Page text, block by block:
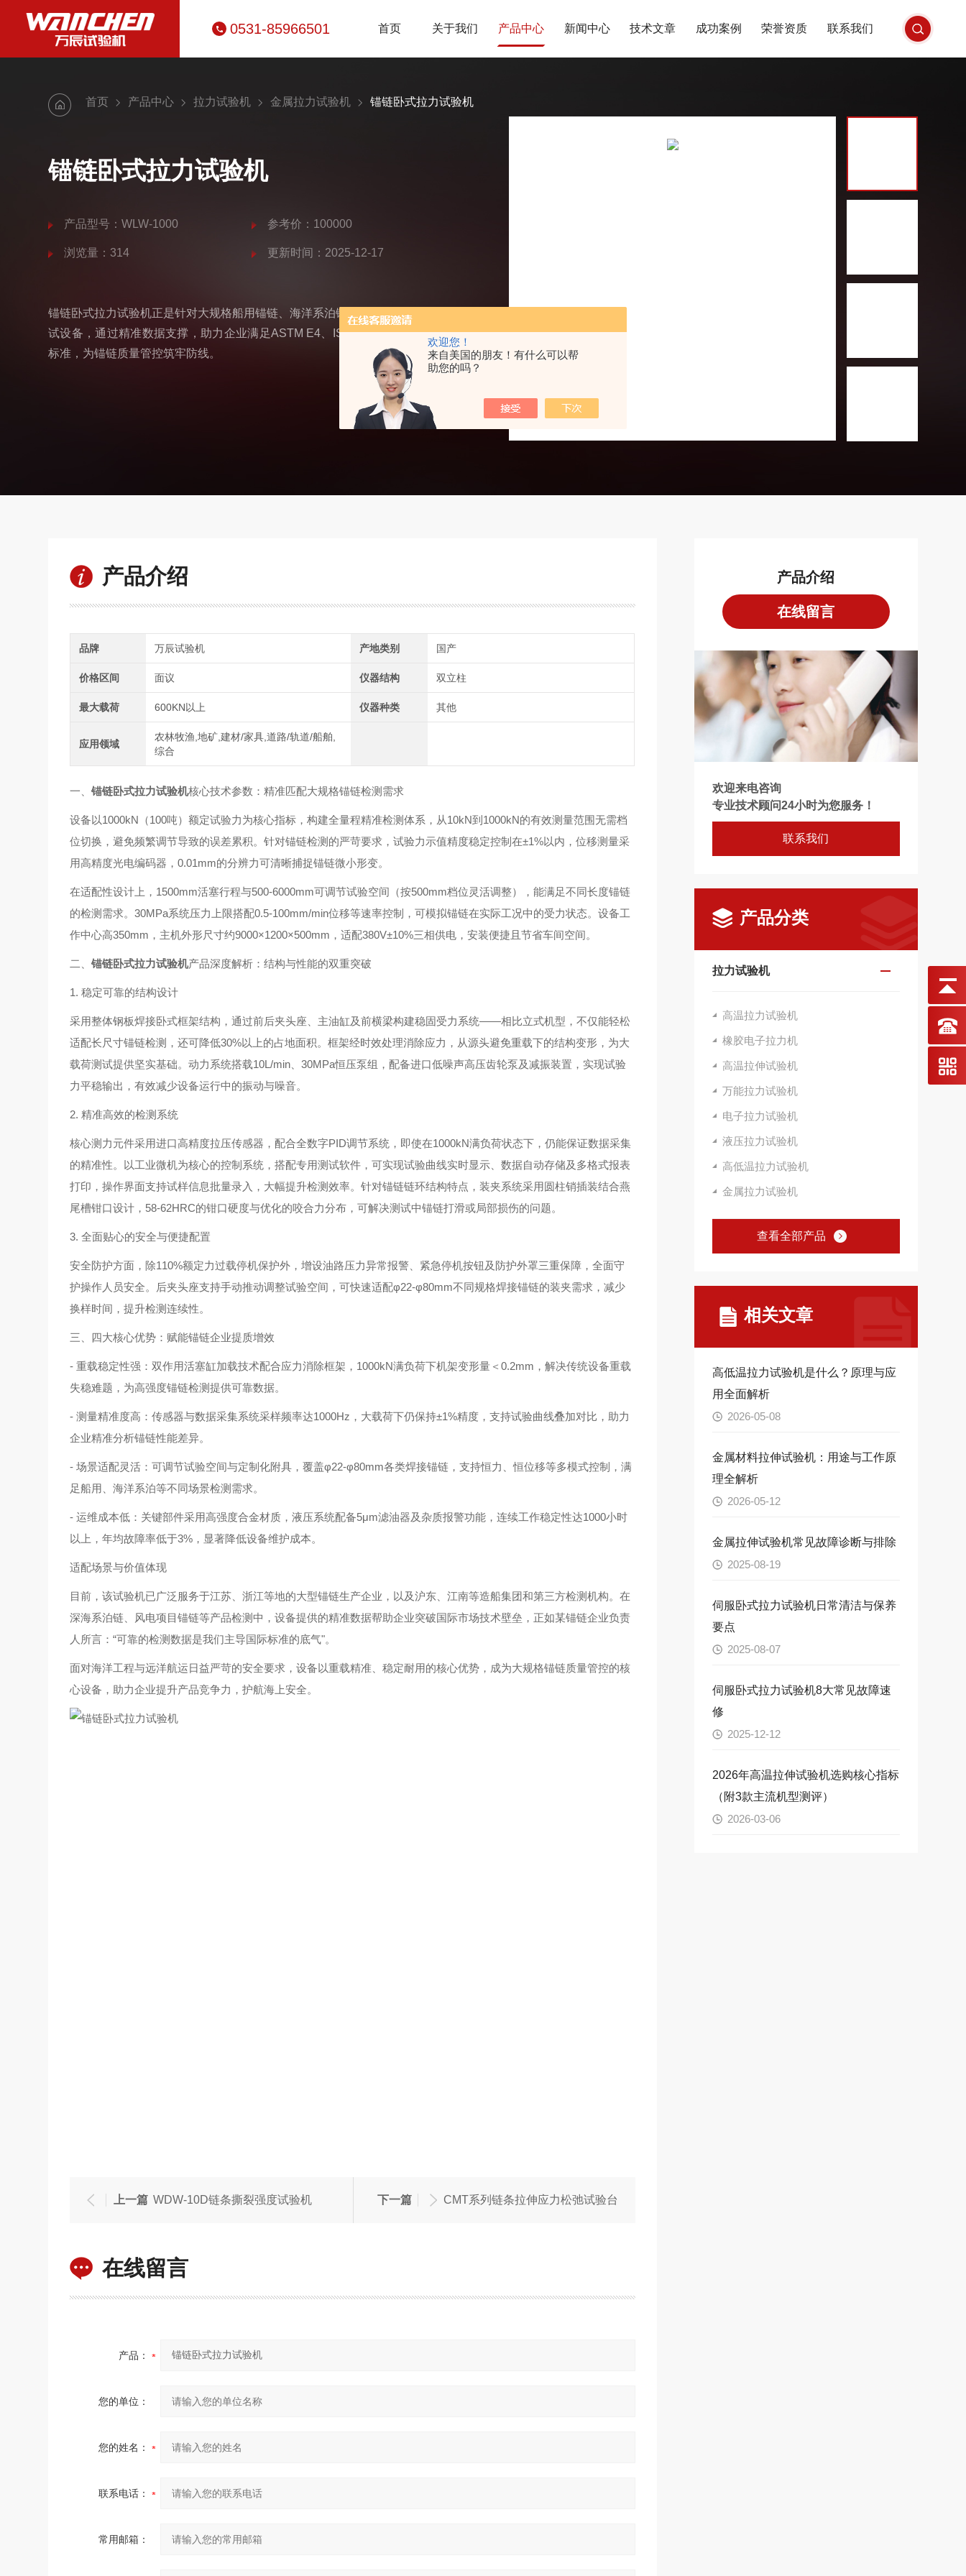
欢迎您！
来自美国的朋友！有什么可以帮
助您的吗？
0531-85966501 首页 关于我们 产品中心 新闻中心 技术文章 成功案例 荣誉资质 联系我们
首页 产品中心 拉力试验机 金属拉力试验机 锚链卧式拉力试验机
锚链卧式拉力试验机
产品型号：WLW-1000 参考价：100000
浏览量：314 更新时间：2025-12-17
锚链卧式拉力试验机正是针对大规格船用锚链、海洋系泊链研发的卧式液压测
试设备，通过精准数据支撑，助力企业满足ASTM E4、ISO 75001及GB相关
标准，为锚链质量管控筑牢防线。
产品介绍
品牌 万辰试验机 产地类别 国产
价格区间 面议 仪器结构 双立柱
最大载荷 600KN以上 仪器种类 其他
应用领域
农林牧渔,地矿,建材/家具,道路/轨道/船舶,
综合
一、锚链卧式拉力试验机核心技术参数：精准匹配大规格锚链检测需求
设备以1000kN（100吨）额定试验力为核心指标，构建全量程精准检测体系，从10kN到1000kN的有效测量范围无需档
位切换，避免频繁调节导致的误差累积。针对锚链检测的严苛要求，试验力示值精度稳定控制在±1%以内，位移测量采
用高精度光电编码器，0.01mm的分辨力可清晰捕捉锚链微小形变。
在适配性设计上，1500mm活塞行程与500-6000mm可调节试验空间（按500mm档位灵活调整），能满足不同长度锚链
的检测需求。30MPa系统压力上限搭配0.5-100mm/min位移等速率控制，可模拟锚链在实际工况中的受力状态。设备工
作中心高350mm，主机外形尺寸约9000×1200×500mm，适配380V±10%三相供电，安装便捷且节省车间空间。
二、锚链卧式拉力试验机产品深度解析：结构与性能的双重突破
1. 稳定可靠的结构设计
采用整体钢板焊接卧式框架结构，通过前后夹头座、主油缸及前横梁构建稳固受力系统——相比立式机型，不仅能轻松
适配长尺寸锚链检测，还可降低30%以上的占地面积。框架经时效处理消除应力，从源头避免重载下的结构变形，为大
载荷测试提供坚实基础。动力系统搭载10L/min、30MPa恒压泵组，配备进口低噪声高压齿轮泵及减振装置，实现试验
力平稳输出，有效减少设备运行中的振动与噪音。
2. 精准高效的检测系统
核心测力元件采用进口高精度拉压传感器，配合全数字PID调节系统，即使在1000kN满负荷状态下，仍能保证数据采集
的精准性。以工业微机为核心的控制系统，搭配专用测试软件，可实现试验曲线实时显示、数据自动存储及多格式报表
打印，操作界面支持试样信息批量录入，大幅提升检测效率。针对锚链链环结构特点，装夹系统采用圆柱销插装结合燕
尾槽钳口设计，58-62HRC的钳口硬度与优化的咬合力分布，可解决测试中锚链打滑或局部损伤的问题。
3. 全面贴心的安全与便捷配置
安全防护方面，除110%额定力过载停机保护外，增设油路压力异常报警、紧急停机按钮及防护外罩三重保障，全面守
护操作人员安全。后夹头座支持手动推动调整试验空间，可快速适配φ22-φ80mm不同规格焊接锚链的装夹需求，减少
换样时间，提升检测连续性。
三、四大核心优势：赋能锚链企业提质增效
- 重载稳定性强：双作用活塞缸加载技术配合应力消除框架，1000kN满负荷下机架变形量＜0.2mm，解决传统设备重载
失稳难题，为高强度锚链检测提供可靠数据。
- 测量精准度高：传感器与数据采集系统采样频率达1000Hz，大载荷下仍保持±1%精度，支持试验曲线叠加对比，助力
企业精准分析锚链性能差异。
- 场景适配灵活：可调节试验空间与定制化附具，覆盖φ22-φ80mm各类焊接锚链，支持恒力、恒位移等多模式控制，满
足船用、海洋系泊等不同场景检测需求。
- 运维成本低：关键部件采用高强度合金材质，液压系统配备5μm滤油器及杂质报警功能，连续工作稳定性达1000小时
以上，年均故障率低于3%，显著降低设备维护成本。
适配场景与价值体现
目前，该试验机已广泛服务于江苏、浙江等地的大型锚链生产企业，以及沪东、江南等造船集团和第三方检测机构。在
深海系泊链、风电项目锚链等产品检测中，设备提供的精准数据帮助企业突破国际市场技术壁垒，正如某锚链企业负责
人所言：“可靠的检测数据是我们主导国际标准的底气"。
面对海洋工程与远洋航运日益严苛的安全要求，设备以重载精准、稳定耐用的核心优势，成为大规格锚链质量管控的核
心设备，助力企业提升产品竞争力，护航海上安全。
上一篇 WDW-10D链条撕裂强度试验机 下一篇 CMT系列链条拉伸应力松弛试验台
在线留言
产品：
您的单位：
您的姓名：
联系电话：
常用邮箱：
产品介绍
在线留言
欢迎来电咨询
专业技术顾问24小时为您服务！
联系我们
产品分类
拉力试验机
高温拉力试验机
橡胶电子拉力机
高温拉伸试验机
万能拉力试验机
电子拉力试验机
液压拉力试验机
高低温拉力试验机
金属拉力试验机
查看全部产品
相关文章
高低温拉力试验机是什么？原理与应
用全面解析
2026-05-08
金属材料拉伸试验机：用途与工作原
理全解析
2026-05-12
金属拉伸试验机常见故障诊断与排除
2025-08-19
伺服卧式拉力试验机日常清洁与保养
要点
2025-08-07
伺服卧式拉力试验机8大常见故障速
修
2025-12-12
2026年高温拉伸试验机选购核心指标
（附3款主流机型测评）
2026-03-06